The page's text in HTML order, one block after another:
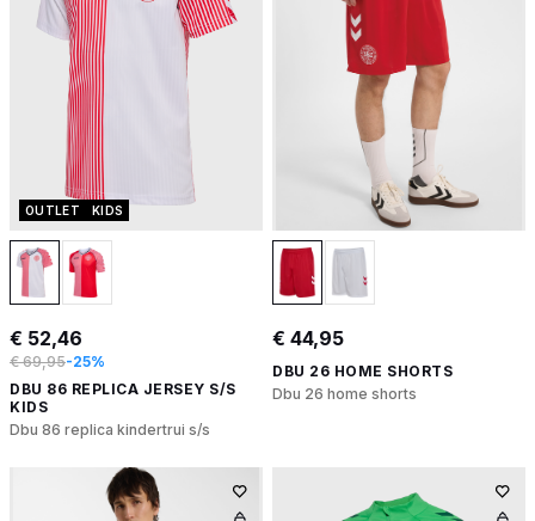
OUTLET KIDS
€ 52,46
€ 69,95-25%
DBU 86 REPLICA JERSEY S/S
KIDS
Dbu 86 replica kindertrui s/s
€ 44,95
DBU 26 HOME SHORTS
Dbu 26 home shorts